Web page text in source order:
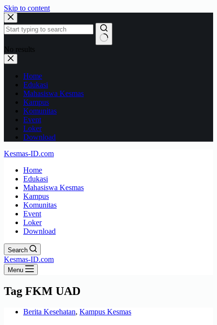
Skip to content
No results
Home
Edukasi
Mahasiswa Kesmas
Kampus
Komunitas
Event
Loker
Download
Kesmas-ID.com
Home
Edukasi
Mahasiswa Kesmas
Kampus
Komunitas
Event
Loker
Download
Search
Kesmas-ID.com
Menu
Tag FKM UAD
Berita Kesehatan, Kampus Kesmas